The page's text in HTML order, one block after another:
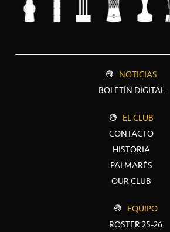
NOTICIAS
BOLETÍN DIGITAL
EL CLUB
CONTACTO
HISTORIA
PALMARÉS
OUR CLUB
EQUIPO
ROSTER 25-26